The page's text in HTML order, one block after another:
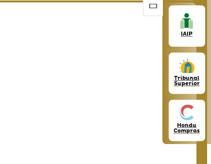
IAIP
Tribunal
Superior
Hondu
Compras